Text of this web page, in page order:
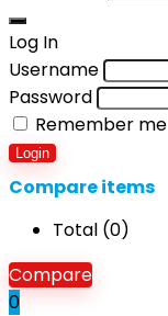
Log In
Username
Password
Remember me
Login
Compare items
Total (0)
Compare
0